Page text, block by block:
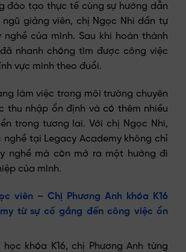
đào tạo thực tế cùng sự hướng dẫn
giảng viên, chị Ngọc Nhi dần tự
của mình. Sau khi hoàn thành
nhanh chóng tìm được công việc
vực mình theo đuổi.
làm việc trong môi trường chuyên
thu nhập ổn định và có thêm nhiều
trong tương lai. Với chị Ngọc Nhi,
nghề tại Legacy Academy không chỉ
nghề mà còn mở ra một hướng đi
của mình.
viên – Chị Phương Anh khóa K16
từ sự cố gắng đến công việc ổn
khóa K16, chị Phương Anh từng